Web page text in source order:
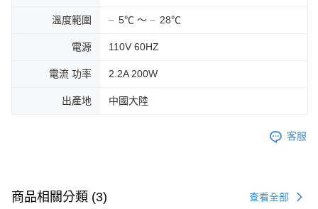
溫度範圍 ╴5℃ ～ ╴28℃
電源 110V 60HZ
電流 功率 2.2A 200W
出產地 中國大陸
客服
商品相關分類 (3) 查看全部